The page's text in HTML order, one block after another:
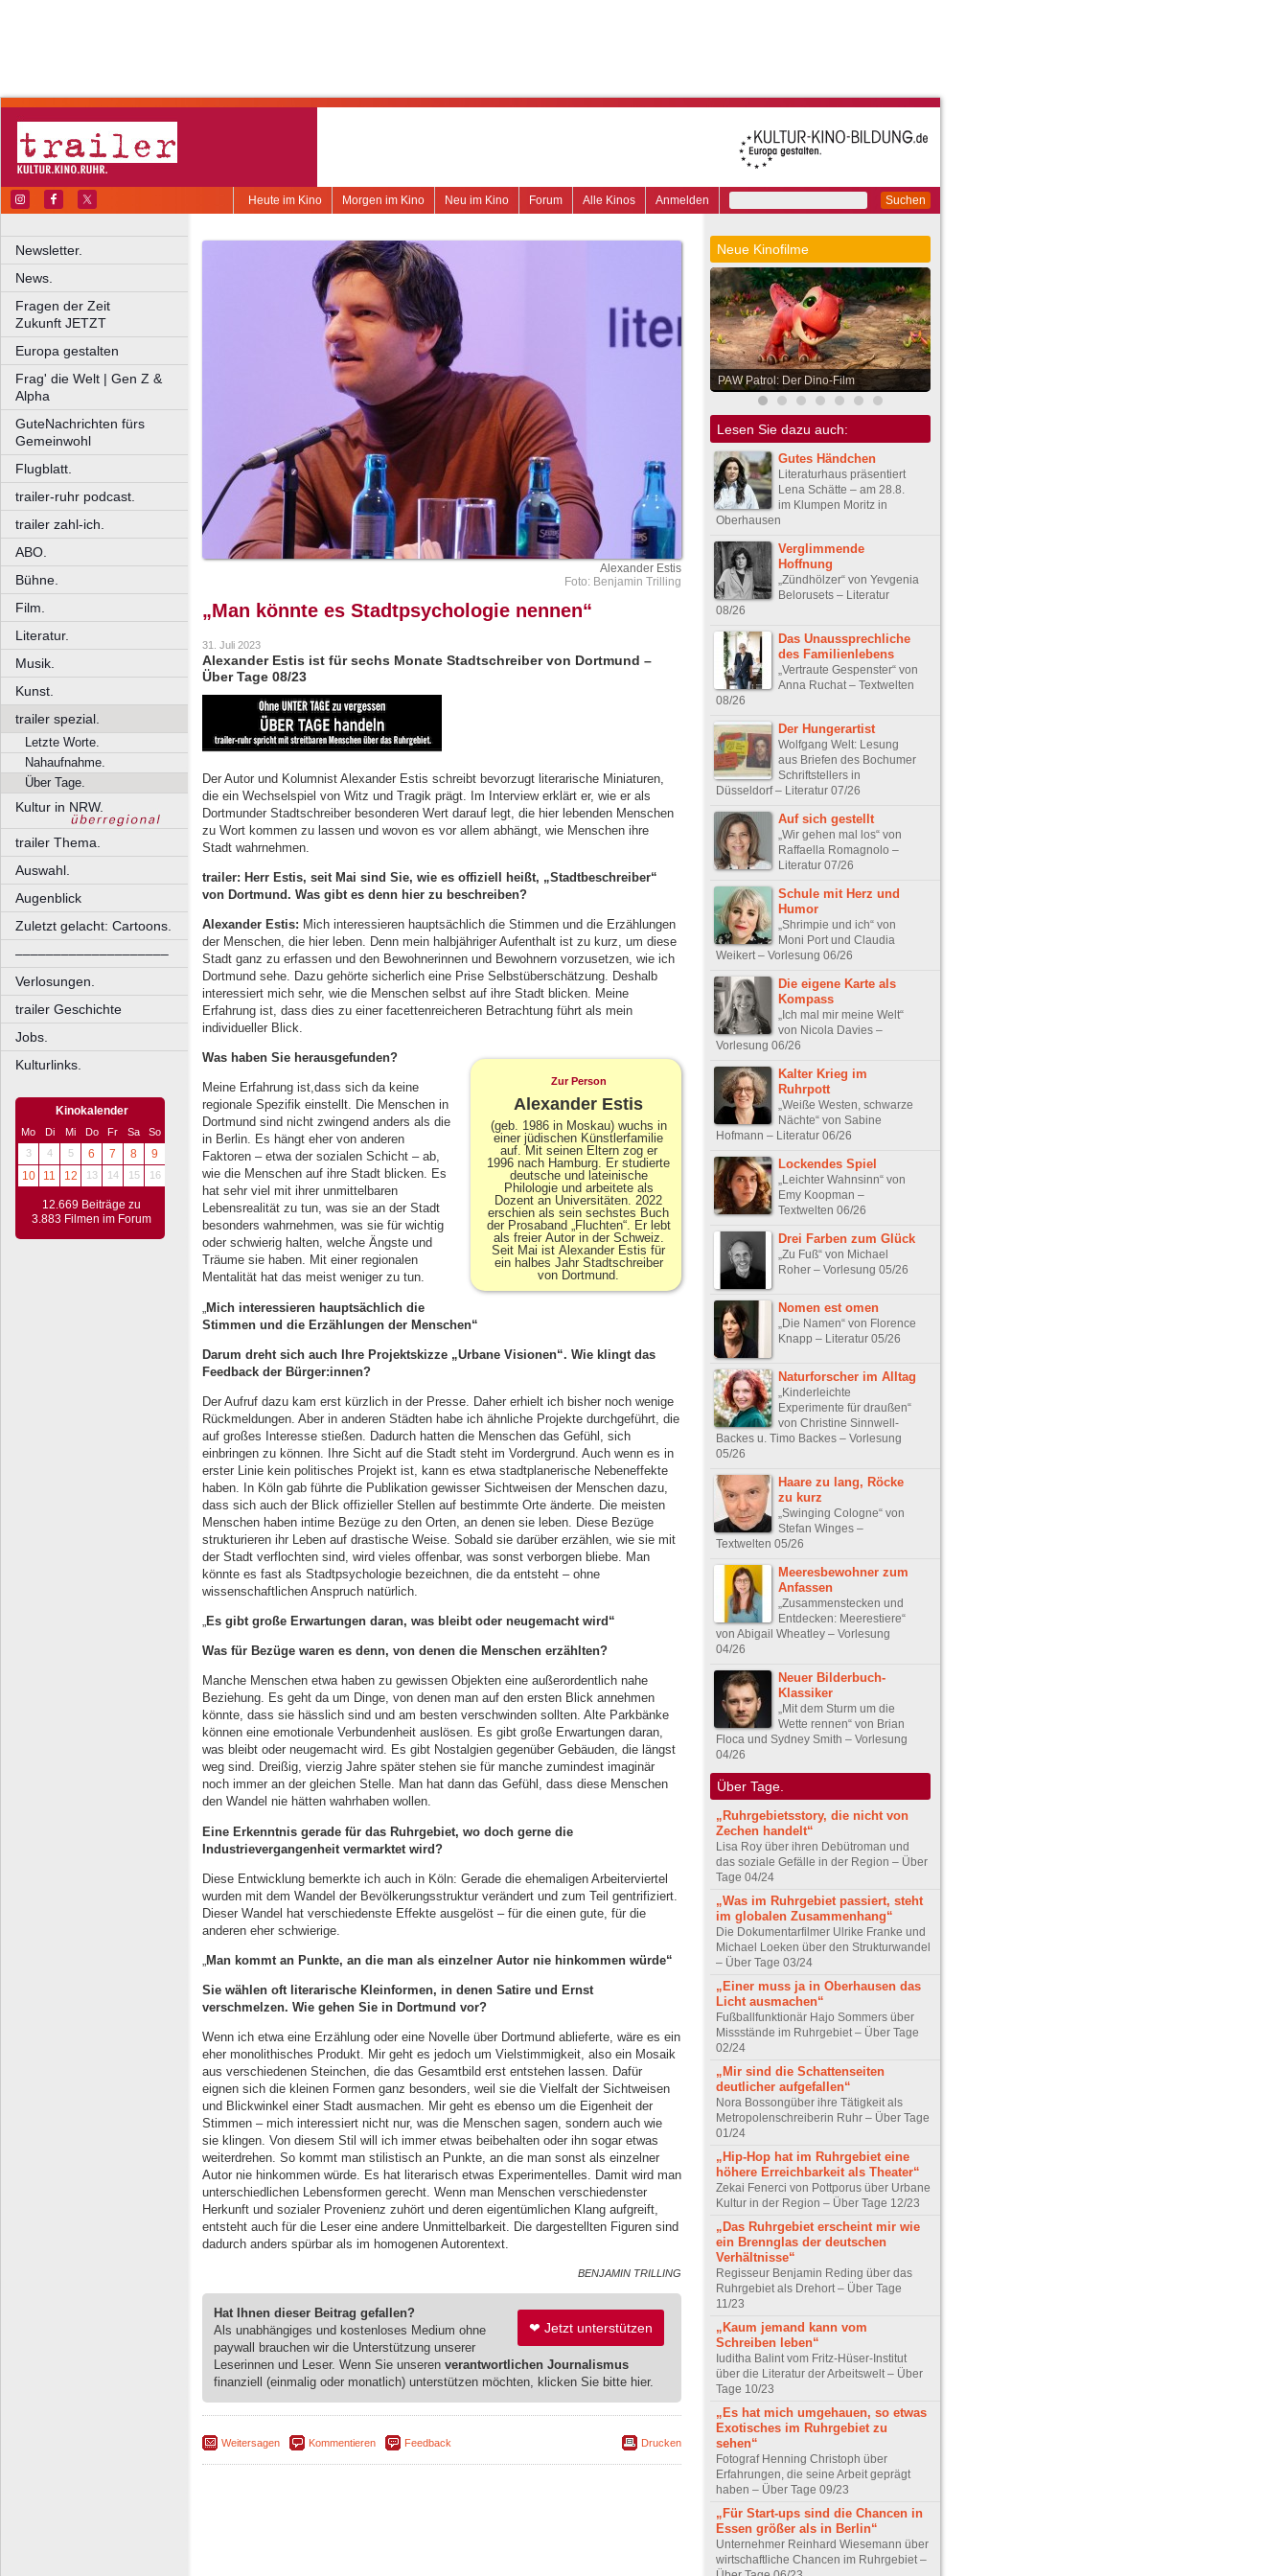
Suchen
Anmelden
Alle Kinos
Forum
Neu im Kino
Morgen im Kino
Heute im Kino
Newsletter.
News.
Fragen der Zeit
Zukunft JETZT
Europa gestalten
Frag' die Welt | Gen Z &
Alpha
GuteNachrichten fürs
Gemeinwohl
Flugblatt.
trailer-ruhr podcast.
trailer zahl-ich.
ABO.
Bühne.
Film.
Literatur.
Musik.
Kunst.
trailer spezial.
Letzte Worte.
Nahaufnahme.
Über Tage.
Kultur in NRW.
trailer Thema.
Auswahl.
Augenblick
Zuletzt gelacht: Cartoons.
––––––––––––––––––––
Verlosungen.
trailer Geschichte
Jobs.
Kulturlinks.
Kinokalender
Mo Di Mi Do Fr Sa
So
3
4 5 6 7 8
9
10
11 12 13 14 15 16
12.669 Beiträge zu
3.883 Filmen im Forum
Alexander Estis
Foto: Benjamin Trilling
„Man könnte es Stadtpsychologie nennen“
31. Juli 2023
Alexander Estis ist für sechs Monate Stadtschreiber von Dortmund –
Über Tage 08/23
Der Autor und Kolumnist Alexander Estis schreibt bevorzugt literarische Miniaturen,
die ein Wechselspiel von Witz und Tragik prägt. Im Interview erklärt er, wie er als
Dortmunder Stadtschreiber besonderen Wert darauf legt, die hier lebenden Menschen
zu Wort kommen zu lassen und wovon es vor allem abhängt, wie Menschen ihre
Stadt wahrnehmen.
trailer: Herr Estis, seit Mai sind Sie, wie es offiziell heißt, „Stadtbeschreiber“
von Dortmund. Was gibt es denn hier zu beschreiben?
Alexander Estis: Mich interessieren hauptsächlich die Stimmen und die Erzählungen
der Menschen, die hier leben. Denn mein halbjähriger Aufenthalt ist zu kurz, um diese
Stadt ganz zu erfassen und den Bewohnerinnen und Bewohnern vorzusetzen, wie ich
Dortmund sehe. Dazu gehörte sicherlich eine Prise Selbstüberschätzung. Deshalb
interessiert mich sehr, wie die Menschen selbst auf ihre Stadt blicken. Meine
Erfahrung ist, dass dies zu einer facettenreicheren Betrachtung führt als mein
individueller Blick.
Zur Person
Alexander Estis
(geb. 1986 in Moskau) wuchs in
einer jüdischen Künstlerfamilie
auf. Mit seinen Eltern zog er
1996 nach Hamburg. Er studierte
deutsche und lateinische
Philologie und arbeitete als
Dozent an Universitäten. 2022
erschien als sein sechstes Buch
der Prosaband „Fluchten“. Er lebt
als freier Autor in der Schweiz.
Seit Mai ist Alexander Estis für
ein halbes Jahr Stadtschreiber
von Dortmund.
Was haben Sie herausgefunden?
Meine Erfahrung ist,dass sich da keine
regionale Spezifik einstellt. Die Menschen in
Dortmund sind nicht zwingend anders als die
in Berlin. Es hängt eher von anderen
Faktoren – etwa der sozialen Schicht – ab,
wie die Menschen auf ihre Stadt blicken. Es
hat sehr viel mit ihrer unmittelbaren
Lebensrealität zu tun, was sie an der Stadt
besonders wahrnehmen, was sie für wichtig
oder schwierig halten, welche Ängste und
Träume sie haben. Mit einer regionalen
Mentalität hat das meist weniger zu tun.
Mich interessieren hauptsächlich die
Stimmen und die Erzählungen der Menschen“
Darum dreht sich auch Ihre Projektskizze „Urbane Visionen“. Wie klingt das
Feedback der Bürger:innen?
Der Aufruf dazu kam erst kürzlich in der Presse. Daher erhielt ich bisher noch wenige
Rückmeldungen. Aber in anderen Städten habe ich ähnliche Projekte durchgeführt, die
auf großes Interesse stießen. Dadurch hatten die Menschen das Gefühl, sich
einbringen zu können. Ihre Sicht auf die Stadt steht im Vordergrund. Auch wenn es in
erster Linie kein politisches Projekt ist, kann es etwa stadtplanerische Nebeneffekte
haben. In Köln gab führte die Publikation gewisser Sichtweisen der Menschen dazu,
dass sich auch der Blick offizieller Stellen auf bestimmte Orte änderte. Die meisten
Menschen haben intime Bezüge zu den Orten, an denen sie leben. Diese Bezüge
strukturieren ihr Leben auf drastische Weise. Sobald sie darüber erzählen, wie sie mit
der Stadt verflochten sind, wird vieles offenbar, was sonst verborgen bliebe. Man
könnte es fast als Stadtpsychologie bezeichnen, die da entsteht – ohne
wissenschaftlichen Anspruch natürlich.
„Es gibt große Erwartungen daran, was bleibt oder neugemacht wird“
Was für Bezüge waren es denn, von denen die Menschen erzählten?
Manche Menschen etwa haben zu gewissen Objekten eine außerordentlich nahe
Beziehung. Es geht da um Dinge, von denen man auf den ersten Blick annehmen
könnte, dass sie hässlich sind und am besten verschwinden sollten. Alte Parkbänke
können eine emotionale Verbundenheit auslösen. Es gibt große Erwartungen daran,
was bleibt oder neugemacht wird. Es gibt Nostalgien gegenüber Gebäuden, die längst
weg sind. Dreißig, vierzig Jahre später stehen sie für manche zumindest imaginär
noch immer an der gleichen Stelle. Man hat dann das Gefühl, dass diese Menschen
den Wandel nie hätten wahrhaben wollen.
Eine Erkenntnis gerade für das Ruhrgebiet, wo doch gerne die
Industrievergangenheit vermarktet wird?
Diese Entwicklung bemerkte ich auch in Köln: Gerade die ehemaligen Arbeiterviertel
wurden mit dem Wandel der Bevölkerungsstruktur verändert und zum Teil gentrifiziert.
Dieser Wandel hat verschiedenste Effekte ausgelöst – für die einen gute, für die
anderen eher schwierige.
„Man kommt an Punkte, an die man als einzelner Autor nie hinkommen würde“
Sie wählen oft literarische Kleinformen, in denen Satire und Ernst
verschmelzen. Wie gehen Sie in Dortmund vor?
Wenn ich etwa eine Erzählung oder eine Novelle über Dortmund ablieferte, wäre es ein
eher monolithisches Produkt. Mir geht es jedoch um Vielstimmigkeit, also ein Mosaik
aus verschiedenen Steinchen, die das Gesamtbild erst entstehen lassen. Dafür
eignen sich die kleinen Formen ganz besonders, weil sie die Vielfalt der Sichtweisen
und Blickwinkel einer Stadt ausmachen. Mir geht es ebenso um die Eigenheit der
Stimmen – mich interessiert nicht nur, was die Menschen sagen, sondern auch wie
sie klingen. Von diesem Stil will ich immer etwas beibehalten oder ihn sogar etwas
weiterdrehen. So kommt man stilistisch an Punkte, an die man sonst als einzelner
Autor nie hinkommen würde. Es hat literarisch etwas Experimentelles. Damit wird man
unterschiedlichen Lebensformen gerecht. Wenn man Menschen verschiedenster
Herkunft und sozialer Provenienz zuhört und deren eigentümlichen Klang aufgreift,
entsteht auch für die Leser eine andere Unmittelbarkeit. Die dargestellten Figuren sind
dadurch anders spürbar als im homogenen Autorentext.
BENJAMIN TRILLING
❤ Jetzt unterstützen
Hat Ihnen dieser Beitrag gefallen?
Als unabhängiges und kostenloses Medium ohne
paywall brauchen wir die Unterstützung unserer
Leserinnen und Leser. Wenn Sie unseren verantwortlichen Journalismus
finanziell (einmalig oder monatlich) unterstützen möchten, klicken Sie bitte hier.
Weitersagen Kommentieren Feedback Drucken
Neue Kinofilme
PAW Patrol: Der Dino-Film
Lesen Sie dazu auch:
Gutes Händchen
Literaturhaus präsentiert
Lena Schätte – am 28.8.
im Klumpen Moritz in
Oberhausen
Verglimmende
Hoffnung
„Zündhölzer“ von Yevgenia
Belorusets – Literatur
08/26
Das Unaussprechliche
des Familienlebens
„Vertraute Gespenster“ von
Anna Ruchat – Textwelten
08/26
Der Hungerartist
Wolfgang Welt: Lesung
aus Briefen des Bochumer
Schriftstellers in
Düsseldorf – Literatur 07/26
Auf sich gestellt
„Wir gehen mal los“ von
Raffaella Romagnolo –
Literatur 07/26
Schule mit Herz und
Humor
„Shrimpie und ich“ von
Moni Port und Claudia
Weikert – Vorlesung 06/26
Die eigene Karte als
Kompass
„Ich mal mir meine Welt“
von Nicola Davies –
Vorlesung 06/26
Kalter Krieg im
Ruhrpott
„Weiße Westen, schwarze
Nächte“ von Sabine
Hofmann – Literatur 06/26
Lockendes Spiel
„Leichter Wahnsinn“ von
Emy Koopman –
Textwelten 06/26
Drei Farben zum Glück
„Zu Fuß“ von Michael
Roher – Vorlesung 05/26
Nomen est omen
„Die Namen“ von Florence
Knapp – Literatur 05/26
Naturforscher im Alltag
„Kinderleichte
Experimente für draußen“
von Christine Sinnwell-
Backes u. Timo Backes – Vorlesung
05/26
Haare zu lang, Röcke
zu kurz
„Swinging Cologne“ von
Stefan Winges –
Textwelten 05/26
Meeresbewohner zum
Anfassen
„Zusammenstecken und
Entdecken: Meerestiere“
von Abigail Wheatley – Vorlesung
04/26
Neuer Bilderbuch-
Klassiker
„Mit dem Sturm um die
Wette rennen“ von Brian
Floca und Sydney Smith – Vorlesung
04/26
Über Tage.
„Ruhrgebietsstory, die nicht von
Zechen handelt“
Lisa Roy über ihren Debütroman und
das soziale Gefälle in der Region – Über
Tage 04/24
„Was im Ruhrgebiet passiert, steht
im globalen Zusammenhang“
Die Dokumentarfilmer Ulrike Franke und
Michael Loeken über den Strukturwandel
– Über Tage 03/24
„Einer muss ja in Oberhausen das
Licht ausmachen“
Fußballfunktionär Hajo Sommers über
Missstände im Ruhrgebiet – Über Tage
02/24
„Mir sind die Schattenseiten
deutlicher aufgefallen“
Nora Bossongüber ihre Tätigkeit als
Metropolenschreiberin Ruhr – Über Tage
01/24
„Hip-Hop hat im Ruhrgebiet eine
höhere Erreichbarkeit als Theater“
Zekai Fenerci von Pottporus über Urbane
Kultur in der Region – Über Tage 12/23
„Das Ruhrgebiet erscheint mir wie
ein Brennglas der deutschen
Verhältnisse“
Regisseur Benjamin Reding über das
Ruhrgebiet als Drehort – Über Tage
11/23
„Kaum jemand kann vom
Schreiben leben“
Iuditha Balint vom Fritz-Hüser-Institut
über die Literatur der Arbeitswelt – Über
Tage 10/23
„Es hat mich umgehauen, so etwas
Exotisches im Ruhrgebiet zu
sehen“
Fotograf Henning Christoph über
Erfahrungen, die seine Arbeit geprägt
haben – Über Tage 09/23
„Für Start-ups sind die Chancen in
Essen größer als in Berlin“
Unternehmer Reinhard Wiesemann über
wirtschaftliche Chancen im Ruhrgebiet –